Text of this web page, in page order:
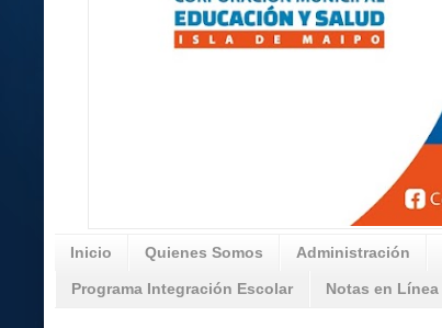
Inicio Quienes Somos Administración
Programa Integración Escolar Notas en Línea